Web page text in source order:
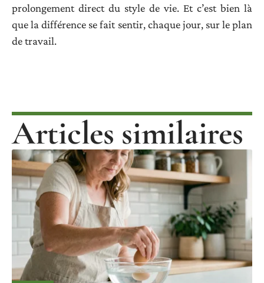
prolongement direct du style de vie. Et c’est bien là
que la différence se fait sentir, chaque jour, sur le plan
de travail.
Articles similaires